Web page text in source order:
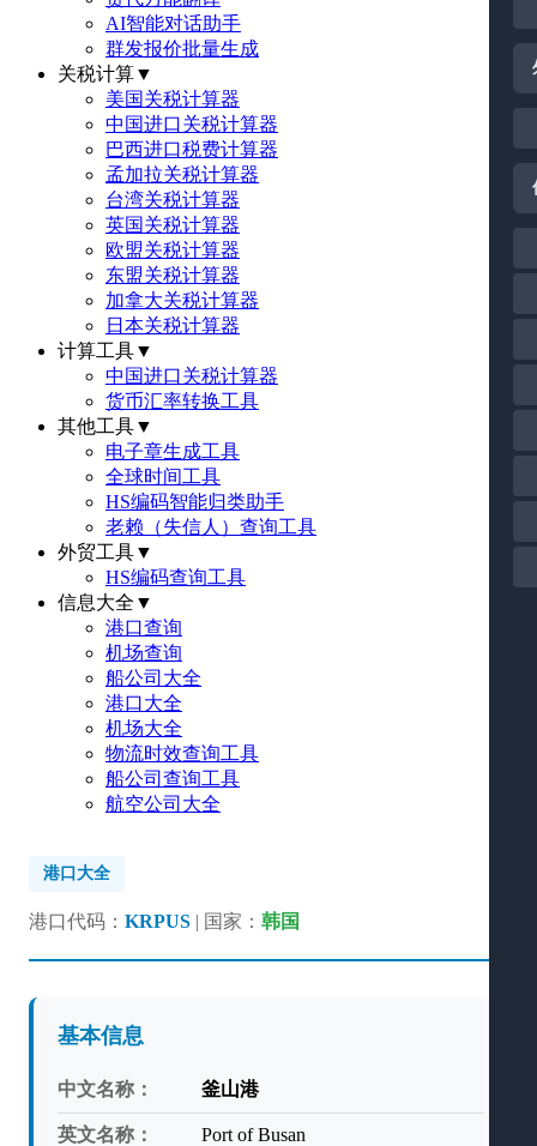
AI智能对话助手
群发报价批量生成
关税计算▼
美国关税计算器
中国进口关税计算器
巴西进口税费计算器
孟加拉关税计算器
台湾关税计算器
英国关税计算器
欧盟关税计算器
东盟关税计算器
加拿大关税计算器
日本关税计算器
计算工具▼
中国进口关税计算器
货币汇率转换工具
其他工具▼
电子章生成工具
全球时间工具
HS编码智能归类助手
老赖（失信人）查询工具
外贸工具▼
HS编码查询工具
信息大全 ▼
港口查询
机场查询
船公司大全
港口大全
机场大全
物流时效查询工具
船公司查询工具
航空公司大全
港口大全
港口代码： KRPUS | 国家： 韩国
基本信息
中文名称： 釜山港
英文名称： Port of Busan